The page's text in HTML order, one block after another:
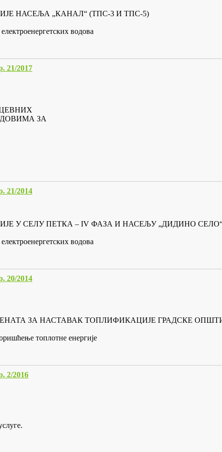
НАСЕЉА „КАНАЛ“ (ТПС-3 И ТПС-5)
водова
2017
ЗА
2014
У СЕЛУ ПЕТКА – IV ФАЗА И НАСЕЉУ „ДИДИНО
водова
2014
ЗА НАСТАВАК ТОПЛИФИКАЦИЈЕ ГРАДСКЕ
топлотне енергије
2016